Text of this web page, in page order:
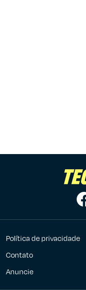
Política de privacidade
Contato
Anuncie